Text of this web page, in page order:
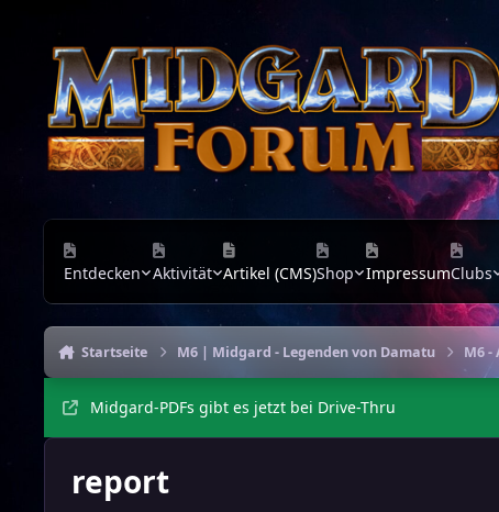
Entdecken Aktivität Artikel (CMS)Shop ImpressumClubs
Startseite M6 | Midgard - Legenden von Damatu M6 -
Midgard-PDFs gibt es jetzt bei Drive-Thru
report